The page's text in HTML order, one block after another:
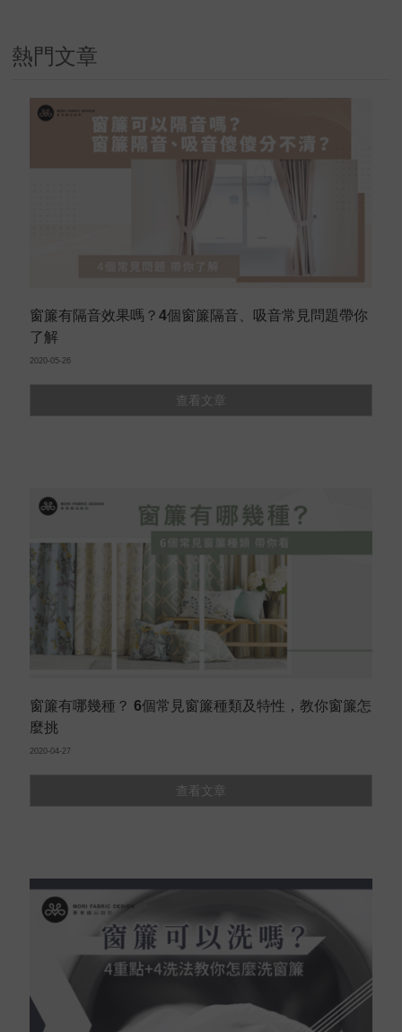
熱門文章
窗簾有隔音效果嗎？4個窗簾隔音、吸音常見問題帶你
了解
2020-05-26
查看文章
窗簾有哪幾種？ 6個常見窗簾種類及特性，教你窗簾怎
麼挑
2020-04-27
查看文章